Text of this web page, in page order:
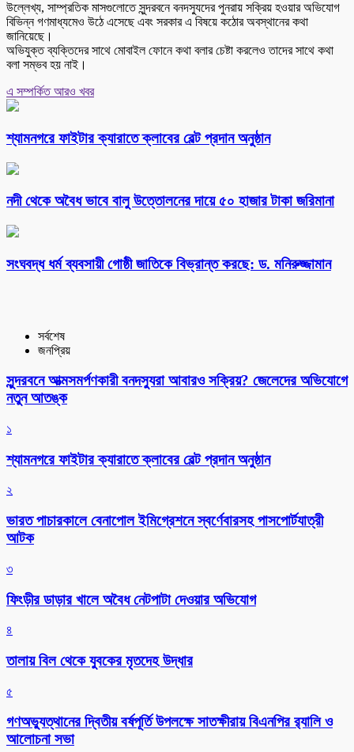
উল্লেখ্য, সাম্প্রতিক মাসগুলোতে সুন্দরবনে বনদস্যুদের পুনরায় সক্রিয় হওয়ার অভিযোগ
বিভিন্ন গণমাধ্যমেও উঠে এসেছে এবং সরকার এ বিষয়ে কঠোর অবস্থানের কথা
জানিয়েছে।
অভিযুক্ত ব্যক্তিদের সাথে মোবাইল ফোনে কথা বলার চেষ্টা করলেও তাদের সাথে কথা
বলা সম্ভব হয় নাই।
এ সম্পর্কিত আরও খবর
শ্যামনগরে ফাইটার ক্যারাতে ক্লাবের বেল্ট প্রদান অনুষ্ঠান
নদী থেকে অবৈধ ভাবে বালু উত্তোলনের দায়ে ৫০ হাজার টাকা জরিমানা
সংঘবদ্ধ ধর্ম ব্যবসায়ী গোষ্ঠী জাতিকে বিভ্রান্ত করছে: ড. মনিরুজ্জামান
সর্বশেষ
জনপ্রিয়
সুন্দরবনে আত্মসমর্পণকারী বনদস্যুরা আবারও সক্রিয়? জেলেদের অভিযোগে
নতুন আতঙ্ক
১
শ্যামনগরে ফাইটার ক্যারাতে ক্লাবের বেল্ট প্রদান অনুষ্ঠান
২
ভারত পাচারকালে বেনাপোল ইমিগ্রেশনে স্বর্ণেবারসহ পাসপোর্টযাত্রী
আটক
৩
ফিংড়ীর ডাড়ার খালে অবৈধ নেটপাটা দেওয়ার অভিযোগ
৪
তালায় বিল থেকে যুবকের মৃতদেহ উদ্ধার
৫
গণঅভ্যুত্থানের দ্বিতীয় বর্ষপূর্তি উপলক্ষে সাতক্ষীরায় বিএনপির র‌্যালি ও
আলোচনা সভা